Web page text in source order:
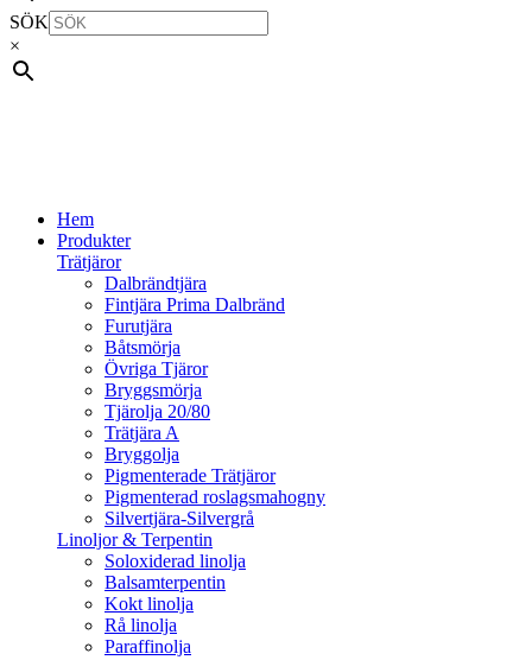
SÖK
×
Hem
Produkter
Trätjäror
Dalbrändtjära
Fintjära Prima Dalbränd
Furutjära
Båtsmörja
Övriga Tjäror
Bryggsmörja
Tjärolja 20/80
Trätjära A
Bryggolja
Pigmenterade Trätjäror
Pigmenterad roslagsmahogny
Silvertjära-Silvergrå
Linoljor & Terpentin
Soloxiderad linolja
Balsamterpentin
Kokt linolja
Rå linolja
Paraffinolja